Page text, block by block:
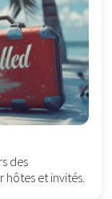
des
et invités.